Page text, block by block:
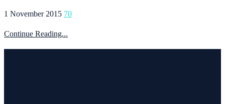
1 November 2015 70
Continue Reading...